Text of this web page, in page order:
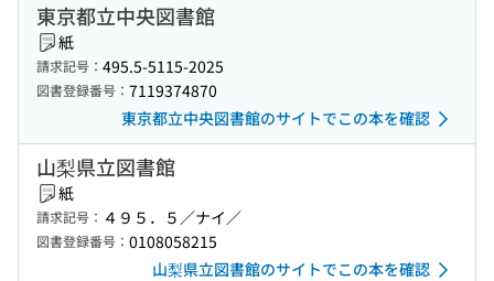
東京都立中央図書館
紙
請求記号： 495.5-5115-2025
図書登録番号： 7119374870
東京都立中央図書館のサイトでこの本を確認
山梨県立図書館
紙
請求記号： ４９５．５／ナイ／
図書登録番号： 0108058215
山梨県立図書館のサイトでこの本を確認